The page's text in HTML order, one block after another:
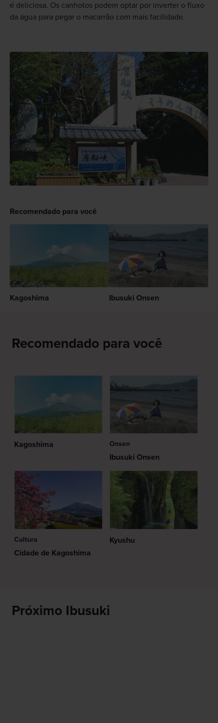
é deliciosa. Os canhotos podem optar por inverter o fluxo
da água para pegar o macarrão com mais facilidade.
Recomendado para você
Kagoshima Ibusuki Onsen
Recomendado para você
Kagoshima Onsen
Ibusuki Onsen
Cultura
Cidade de Kagoshima
Kyushu
Próximo Ibusuki